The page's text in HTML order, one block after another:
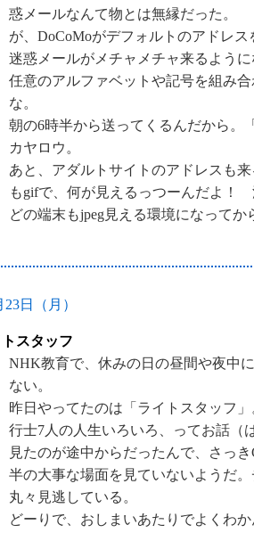
惑メールなんて物とは無縁だった。
が、DoCoMoがデフォルトのアドレス
迷惑メールがメチャメチャ来るよう
任意のアルファベットや記号を組み
な。
朝の6時半から送ってくるんだから。
カヤロウ。
あと、アダルトサイトのアドレスも
もgifで、何が見えるっつーんだよ！
どの端末もjpeg見える環境になってか
23日（月）
スタッフ
NHK教育で、休みの日の昼間や夜中
ない。
昨日やってたのは「ライトスタッフ
行士7人の人生いろいろ、ってお話（
見たのが途中からだったんで、さっ
半の大事な場面を見ていないようだ
丸々見逃している。
どーりで、おしまいあたりでよくわか